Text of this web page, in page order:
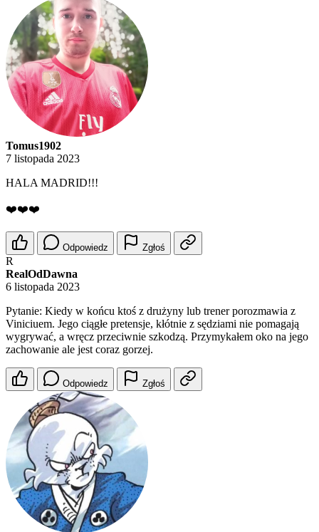
Tomus1902
7 listopada 2023
HALA MADRID!!!
❤️❤️❤️
Odpowiedz Zgłoś
R
RealOdDawna
6 listopada 2023
Pytanie: Kiedy w końcu ktoś z drużyny lub trener porozmawia z
Viniciuem. Jego ciągłe pretensje, kłótnie z sędziami nie pomagają
wygrywać, a wręcz przeciwnie szkodzą. Przymykałem oko na jego
zachowanie ale jest coraz gorzej.
Odpowiedz Zgłoś